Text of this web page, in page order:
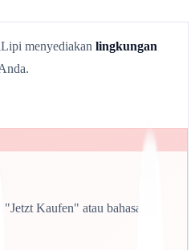
menyediakan lingkungan
Kaufen" atau bahasa